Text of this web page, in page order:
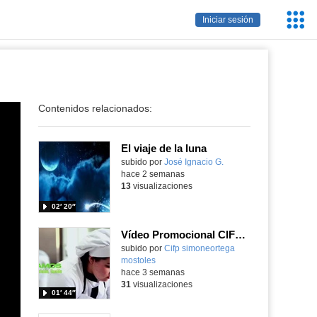
Iniciar sesión
Contenidos relacionados:
El viaje de la luna
Contenido educativo.
subido por José Ignacio G.
02′ 20″
hace 2 semanas
13visualizaciones
Vídeo Promocional CIFP Simone Ortega
Contenido educativo.
subido por Cifp simoneortega
mostoles
01′ 44″
-
hace 3 semanas
31 visualizaciones